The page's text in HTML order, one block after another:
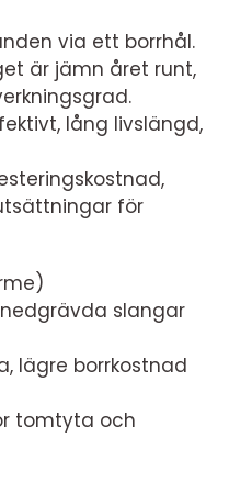
via ett borrhål.
är jämn året runt,
lång livslängd,
för
slangar
lägre borrkostnad
tomtyta och